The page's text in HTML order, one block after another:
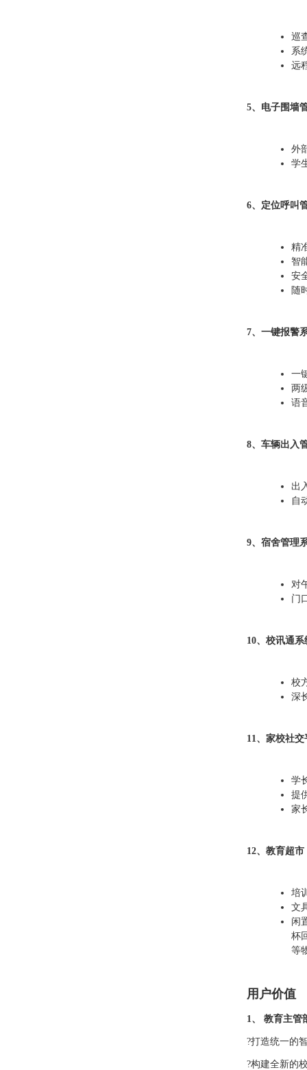
巡
系
远
5、电子围墙
外
学
6、定位呼叫
精
智
安
随
7、一键报警
一
两
语
8、车辆出入
出
自
9、宿舍管理
对
门
10、校讯通系
校
深
11、家校社交
学
提
家
12、教育超市
培
文
闲
杯
等
用户价值
1、 教育主管
?打造统一的
?构建全新的